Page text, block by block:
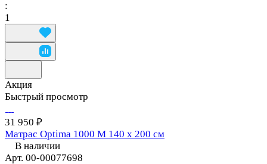
:
1
Акция
Быстрый просмотр
31 950 ₽
Матрас Optima 1000 M 140 х 200 см
В наличии
Арт. 00-00077698